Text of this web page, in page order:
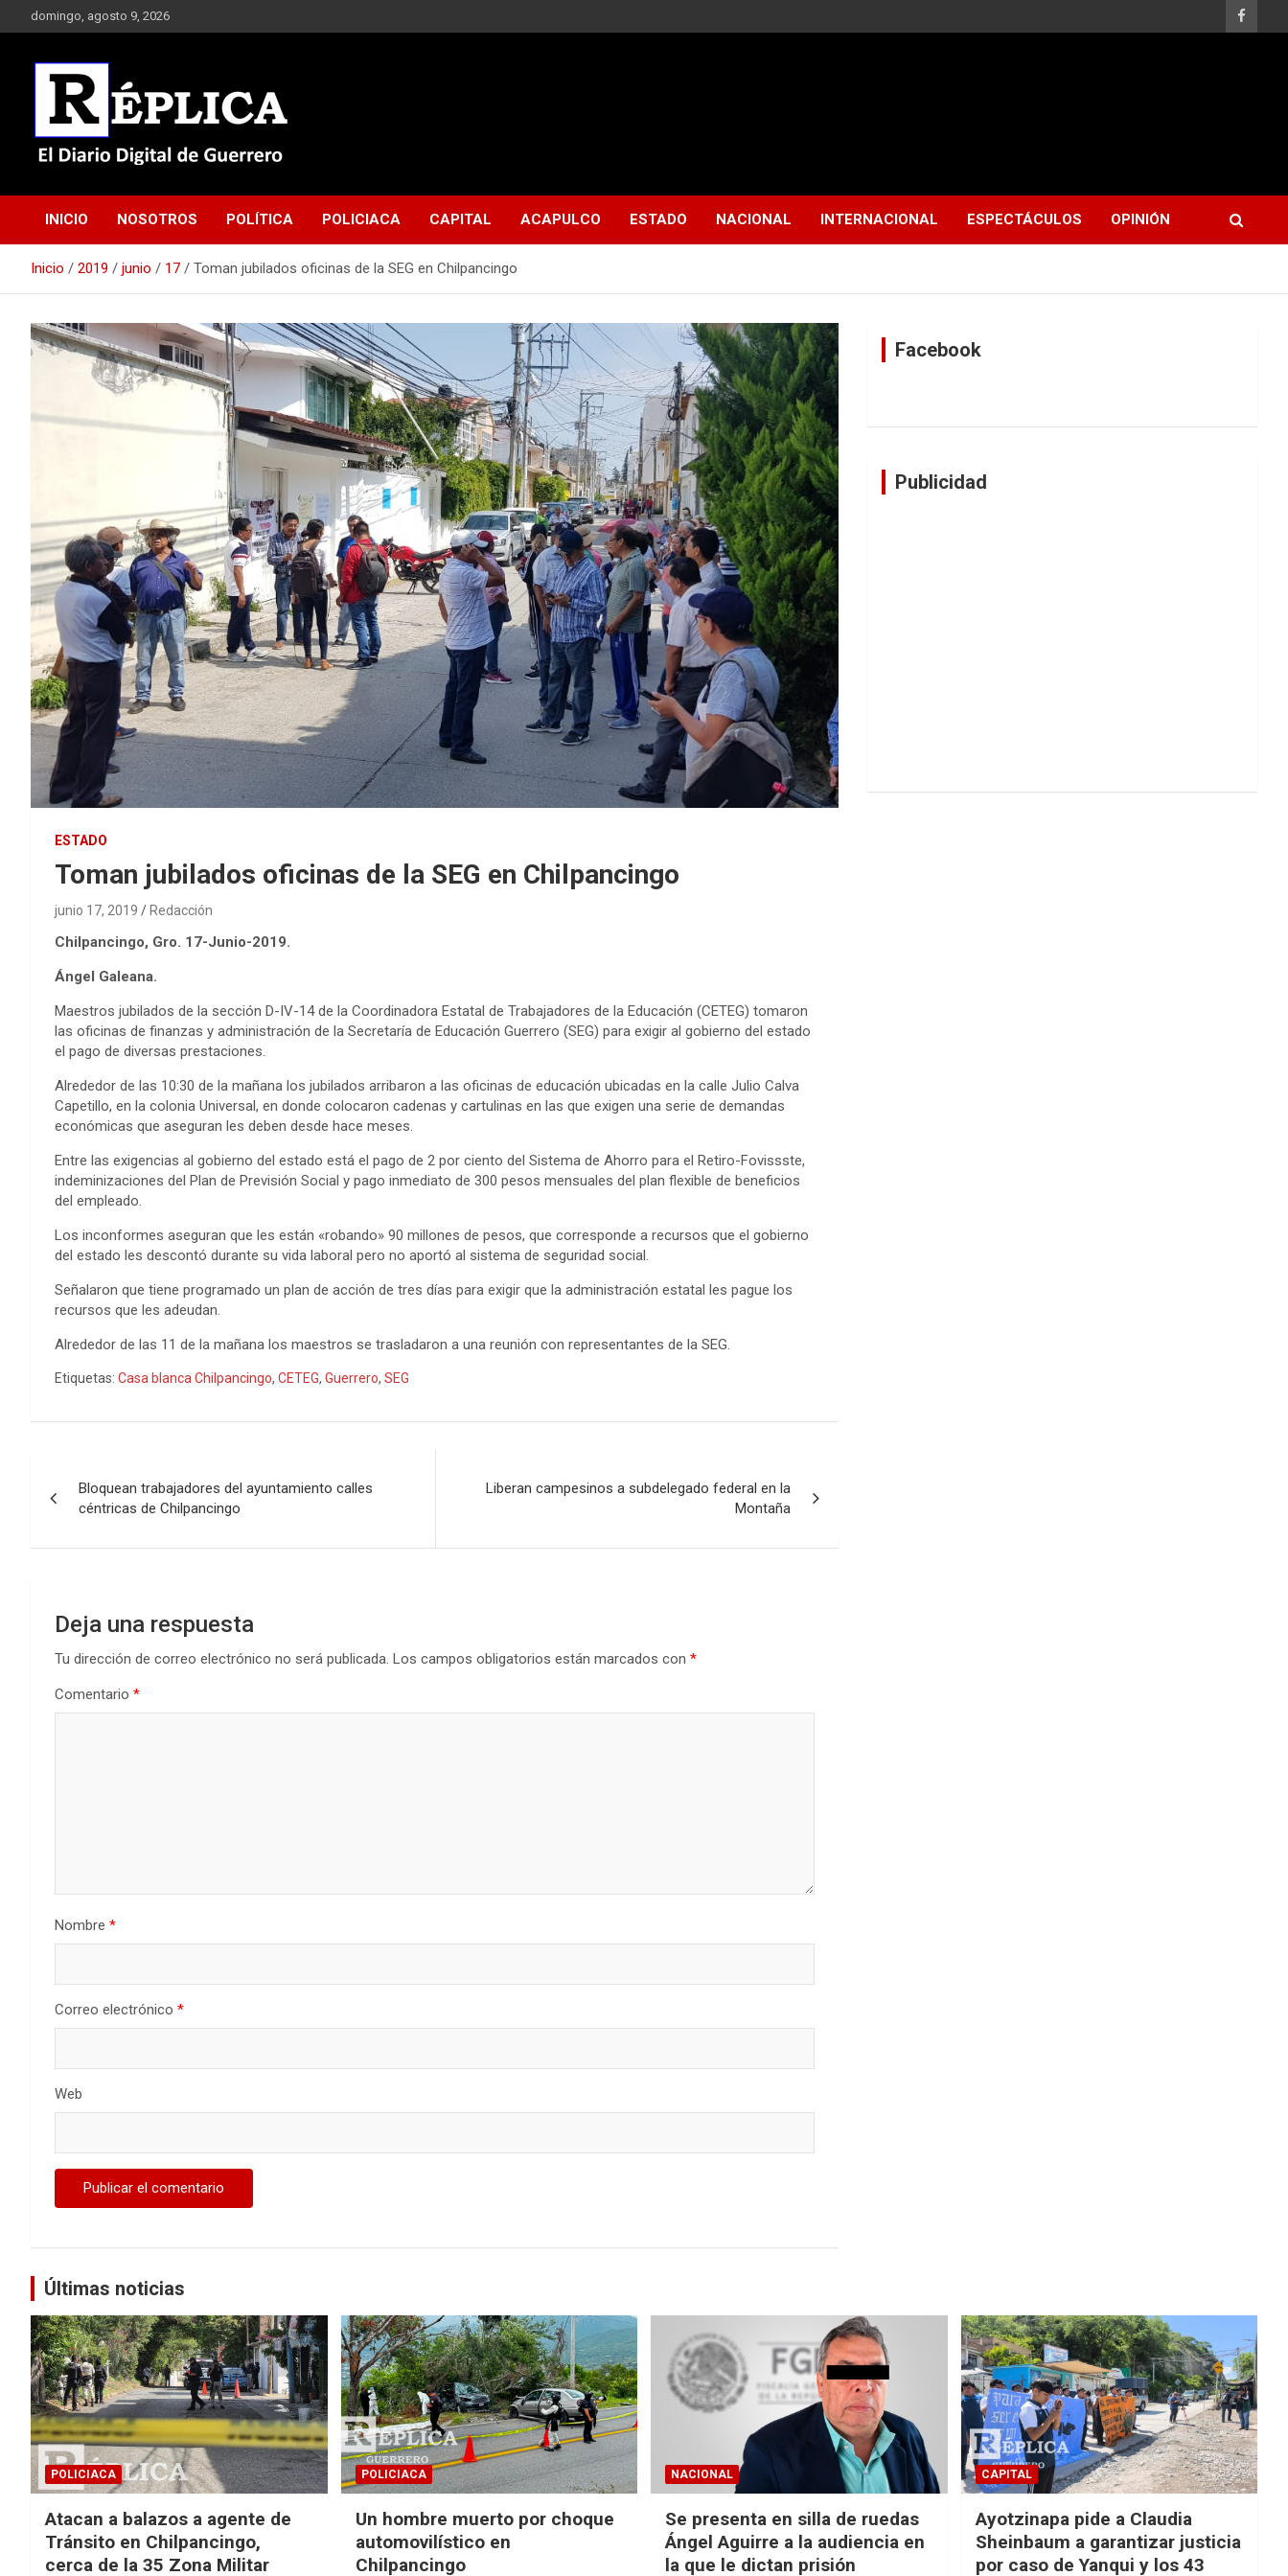
al
domingo, agosto 9, 2026
Réplica
INICIO NOSOTROS POLÍTICA POLICIACA CAPITAL ACAPULCO ESTADO NACIONAL INTERNACIONAL ESPECTÁCULOS OPINIÓN
Inicio 2019 junio 17 Toman jubilados oficinas de la SEG en Chilpancingo
ESTADO
Toman jubilados oficinas de la SEG en Chilpancingo
junio 17, 2019 Redacción
Chilpancingo, Gro. 17-Junio-2019.
Ángel Galeana.
Maestros jubilados de la sección D-IV-14 de la Coordinadora Estatal de Trabajadores de la Educación (CETEG) tomaron
las oficinas de finanzas y administración de la Secretaría de Educación Guerrero (SEG) para exigir al gobierno del estado
el pago de diversas prestaciones.
Alrededor de las 10:30 de la mañana los jubilados arribaron a las oficinas de educación ubicadas en la calle Julio Calva
Capetillo, en la colonia Universal, en donde colocaron cadenas y cartulinas en las que exigen una serie de demandas
económicas que aseguran les deben desde hace meses.
Entre las exigencias al gobierno del estado está el pago de 2 por ciento del Sistema de Ahorro para el Retiro-Fovissste,
indeminizaciones del Plan de Previsión Social y pago inmediato de 300 pesos mensuales del plan flexible de beneficios
del empleado.
Los inconformes aseguran que les están «robando» 90 millones de pesos, que corresponde a recursos que el gobierno
del estado les descontó durante su vida laboral pero no aportó al sistema de seguridad social.
Señalaron que tiene programado un plan de acción de tres días para exigir que la administración estatal les pague los
recursos que les adeudan.
Alrededor de las 11 de la mañana los maestros se trasladaron a una reunión con representantes de la SEG.
Etiquetas: Casa blanca Chilpancingo, CETEG, Guerrero, SEG
de
entradas
Bloquean trabajadores del ayuntamiento calles
céntricas de Chilpancingo
Liberan campesinos a subdelegado federal en la
Montaña
Deja una respuesta
Tu dirección de correo electrónico no será publicada. Los campos obligatorios están marcados con *
Comentario *
Nombre *
Correo electrónico *
Web
Facebook
Publicidad
Últimas noticias
POLICIACA
Atacan a balazos a agente de
Tránsito en Chilpancingo,
cerca de la 35 Zona Militar
POLICIACA
Un hombre muerto por choque
automovilístico en
Chilpancingo
NACIONAL
Se presenta en silla de ruedas
Ángel Aguirre a la audiencia en
la que le dictan prisión
CAPITAL
Ayotzinapa pide a Claudia
Sheinbaum a garantizar justicia
por caso de Yanqui y los 43